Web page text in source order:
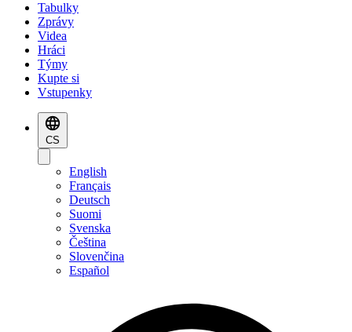
Tabulky
Zprávy
Videa
Hráci
Týmy
Kupte si
Vstupenky
CS
English
Français
Deutsch
Suomi
Svenska
Čeština
Slovenčina
Español